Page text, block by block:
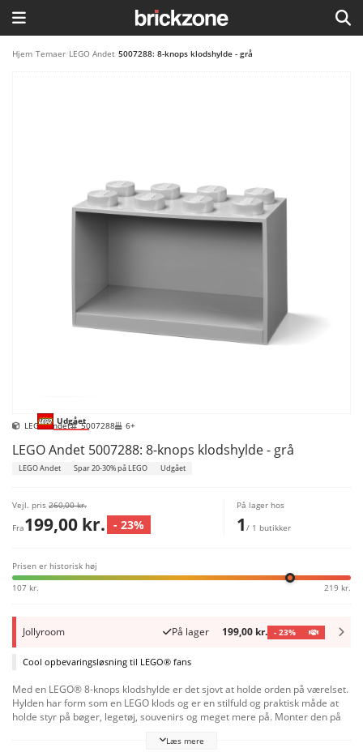
HJEM
Hjem Temaer LEGO Andet 5007288: 8-knops klodshylde - grå
Udgået
LEGO Andet 5007288 6+
LEGO Andet 5007288: 8-knops klodshylde - grå
LEGO Andet Spar 20-30% på LEGO Udgået
Vejl. pris 260,00 kr.
Fra199,00 kr. - 23%
På lager hos
1 / 1 butikker
Prisen er historisk høj
107 kr. 219 kr.
Jollyroom På lager 199,00 kr. - 23%
Cool opbevaringsløsning til LEGO® fans
Med en LEGO® 8-knops klodshylde er det sjovt at holde orden på værelset.
Hylden har form som en LEGO klods og er en stilfuld og praktisk måde at
holde styr på bøger, legetøj, souvenirs og meget mere på. Monter den på
LEGO opbevaringsprodukter (fås i forskellige størrelser og farver – sælges
Læs mere